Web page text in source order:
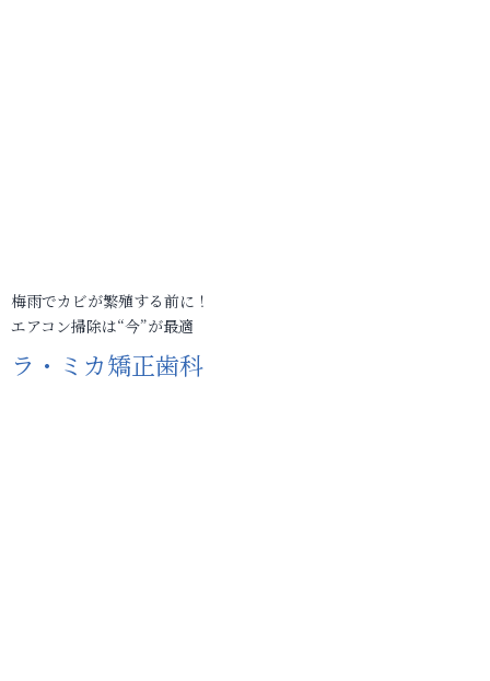
梅雨でカビが繁殖する前に！
エアコン掃除は“今”が最適
ラ・ミカ矯正歯科